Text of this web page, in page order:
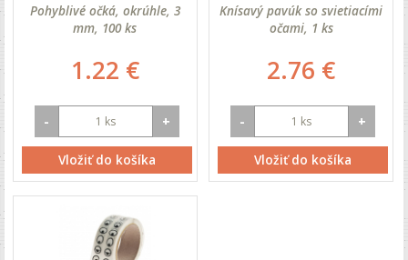
Pohyblivé očká, okrúhle, 3
mm, 100 ks
1.22 €
- +
Vložiť do košíka
Knísavý pavúk so svietiacími
očami, 1 ks
2.76 €
- +
Vložiť do košíka